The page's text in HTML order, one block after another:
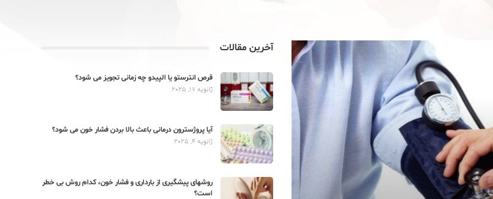
آخرین مقالات
قرص انترستو یا الپیدو چه زمانی تجویز می شود؟
ژانویه 17, 2025
آیا پروژسترون درمانی باعث بالا بردن فشار خون می شود؟
ژانویه 4, 2025
روشهای پیشگیری از بارداری و فشار خون، کدام روش بی خطر
است؟